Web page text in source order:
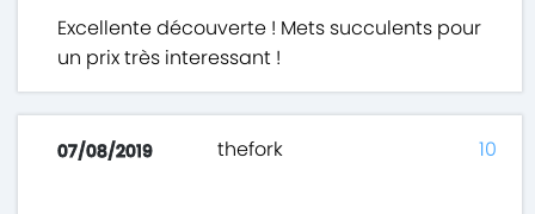
Excellente découverte ! Mets succulents pour
un prix très interessant !
07/08/2019 thefork 10